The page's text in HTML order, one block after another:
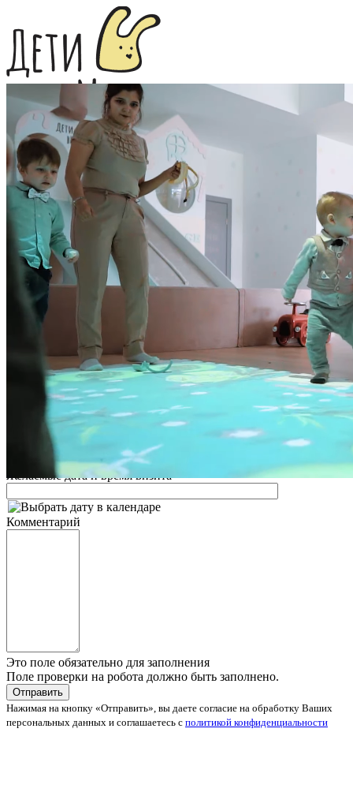
+7 (927) 080-96-26
Забронировать
Дни рождения
Мастер-классы
Фотостудия
Акции
Фото
Отзывы
Цены Контакты
Забронировать
Забронировать
Заполните форму и наш менеджер свяжется с Вами для
уточнения деталей заказа
Ваше имя
Телефон
Это поле обязательно для заполнения
Желаемые дата и время визита
Комментарий
Это поле обязательно для заполнения
Поле проверки на робота должно быть заполнено.
Нажимая на кнопку «Отправить», вы даете согласие на обработку Ваших
персональных данных и соглашаетесь с политикой конфиденциальности